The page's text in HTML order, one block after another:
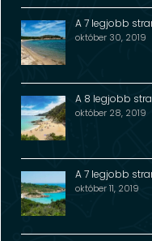
A 7 legjobb
október 30, 2019
A 8 legjobb
október 28, 2019
A 7 legjobb
október 11, 2019